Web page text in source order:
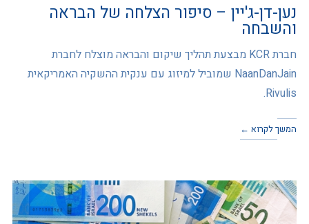
נען-דן-ג'יין – סיפור הצלחה של הבראה
והשבחה
חברת KCR מבצעת תהליך שיקום והבראה מוצלח לחברת
NaanDanJain שמוביל למיזוג עם ענקית ההשקיה האמריקאית
Rivulis.
המשך לקרוא ←